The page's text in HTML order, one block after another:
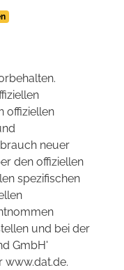
offiziellen
neuer
den offiziellen
spezifischen
und bei der
GmbH'
www.dat.de.